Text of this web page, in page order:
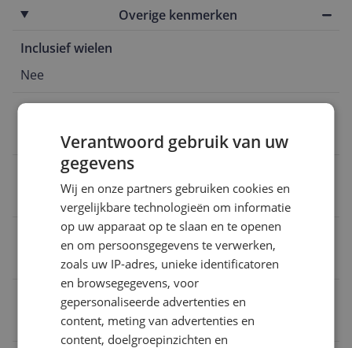
Overige kenmerken
Inclusief wielen
Nee
Verpakking lengte
Verpakking breedte
Met vakken
Type wasmand
Verantwoord gebruik van uw
gegevens
Wij en onze partners gebruiken cookies en
vergelijkbare technologieën om informatie
op uw apparaat op te slaan en te openen
en om persoonsgegevens te verwerken,
zoals uw IP-adres, unieke identificatoren
en browsegegevens, voor
gepersonaliseerde advertenties en
content, meting van advertenties en
content, doelgroepinzichten en